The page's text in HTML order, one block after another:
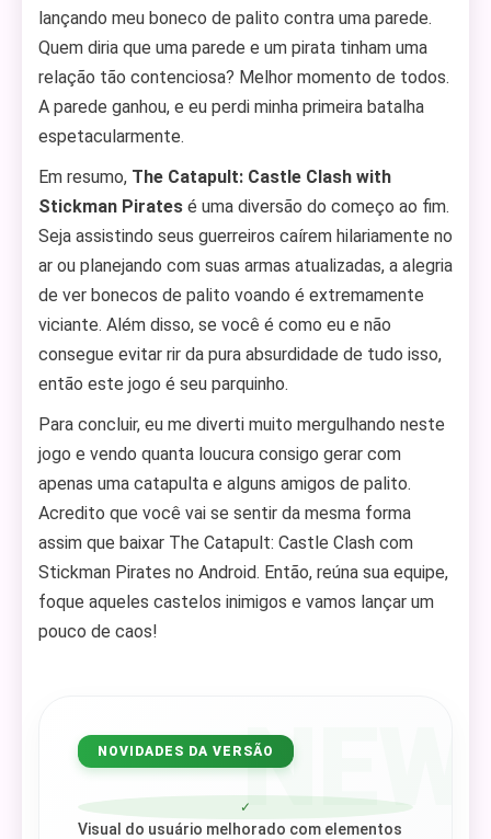
lançando meu boneco de palito contra uma parede.
Quem diria que uma parede e um pirata tinham uma
relação tão contenciosa? Melhor momento de todos.
A parede ganhou, e eu perdi minha primeira batalha
espetacularmente.
Em resumo, The Catapult: Castle Clash with
Stickman Pirates é uma diversão do começo ao fim.
Seja assistindo seus guerreiros caírem hilariamente no
ar ou planejando com suas armas atualizadas, a alegria
de ver bonecos de palito voando é extremamente
viciante. Além disso, se você é como eu e não
consegue evitar rir da pura absurdidade de tudo isso,
então este jogo é seu parquinho.
Para concluir, eu me diverti muito mergulhando neste
jogo e vendo quanta loucura consigo gerar com
apenas uma catapulta e alguns amigos de palito.
Acredito que você vai se sentir da mesma forma
assim que baixar The Catapult: Castle Clash com
Stickman Pirates no Android. Então, reúna sua equipe,
foque aqueles castelos inimigos e vamos lançar um
pouco de caos!
NEW
NOVIDADES DA VERSÃO
✓
Visual do usuário melhorado com elementos